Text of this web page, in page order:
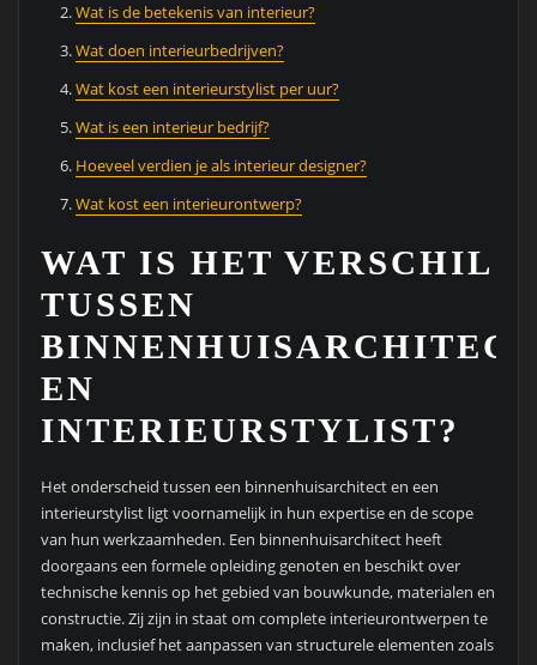
Wat is de betekenis van interieur?
Wat doen interieurbedrijven?
Wat kost een interieurstylist per uur?
Wat is een interieur bedrijf?
Hoeveel verdien je als interieur designer?
Wat kost een interieurontwerp?
WAT IS HET VERSCHIL
TUSSEN
BINNENHUISARCHITECT
EN
INTERIEURSTYLIST?
Het onderscheid tussen een binnenhuisarchitect en een
interieurstylist ligt voornamelijk in hun expertise en de scope
van hun werkzaamheden. Een binnenhuisarchitect heeft
doorgaans een formele opleiding genoten en beschikt over
technische kennis op het gebied van bouwkunde, materialen en
constructie. Zij zijn in staat om complete interieurontwerpen te
maken, inclusief het aanpassen van structurele elementen zoals